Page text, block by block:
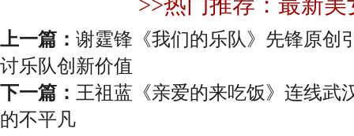
上一篇： 谢霆锋《我们的乐队》先锋原创
讨乐队创新价值
下一篇： 王祖蓝《亲爱的来吃饭》连线武
的不平凡